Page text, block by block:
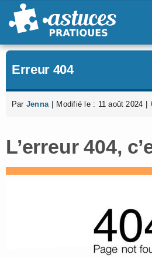
Passer
au
Erreur 404
Par Jenna Modifié le : 11 août 2024
L’erreur 404,